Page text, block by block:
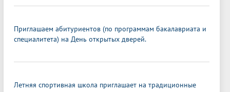
Приглашаем абитуриентов (по программам бакалавриата и
специалитета) на День открытых дверей.
Летняя спортивная школа приглашает на традиционные